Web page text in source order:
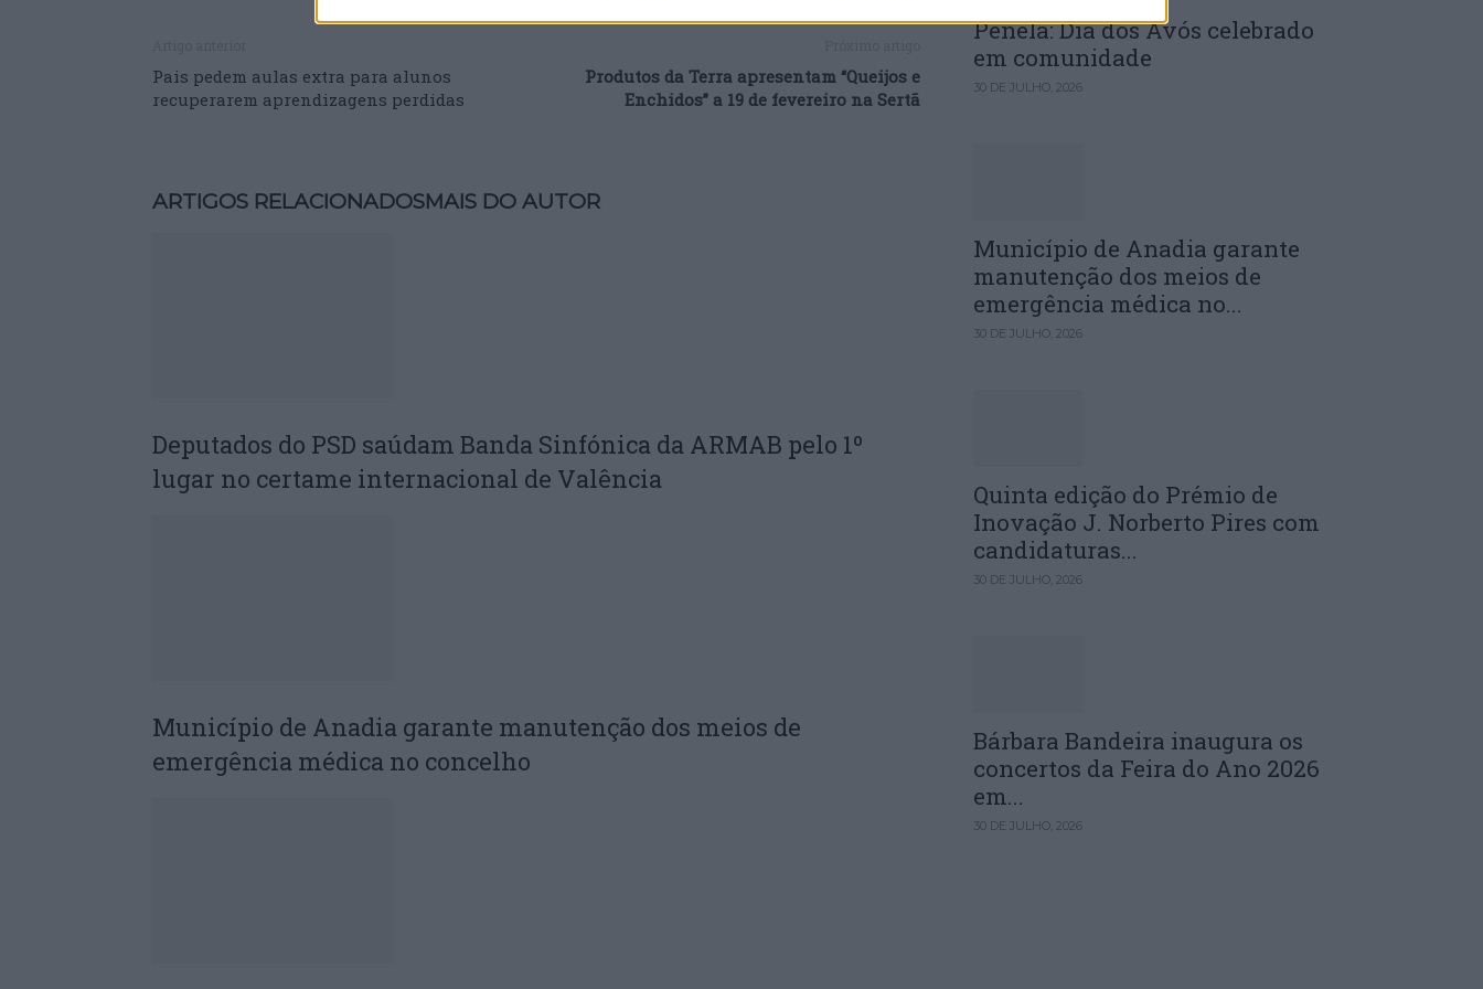
Pais pedem aulas extra para alunos
recuperarem aprendizagens perdidas
Produtos da Terra apresentam “Queijos e
Enchidos” a 19 de fevereiro na Sertã
ARTIGOS RELACIONADOSMAIS DO AUTOR
Deputados do PSD saúdam Banda Sinfónica da ARMAB pelo 1º
lugar no certame internacional de Valência
Município de Anadia garante manutenção dos meios de
emergência médica no concelho
Penela: Dia dos Avós celebrado
em comunidade
30 DE JULHO, 2026
Município de Anadia garante
manutenção dos meios de
emergência médica no...
30 DE JULHO, 2026
Quinta edição do Prémio de
Inovação J. Norberto Pires com
candidaturas...
30 DE JULHO, 2026
Bárbara Bandeira inaugura os
concertos da Feira do Ano 2026
em...
30 DE JULHO, 2026